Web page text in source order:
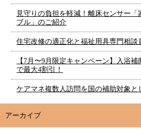
見守りの負担を軽減！離床センサー「
ブル」のご紹介
住宅改修の適正化と福祉用具専門相談
【7月〜9月限定キャンペーン】入浴
で最大4割引！
ケアマネ複数人訪問を国の補助対象と
アーカイブ